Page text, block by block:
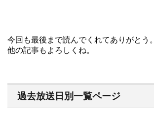
今回も最後まで読んでくれてありがとう。
他の記事もよろしくね。
過去放送日別一覧ページ